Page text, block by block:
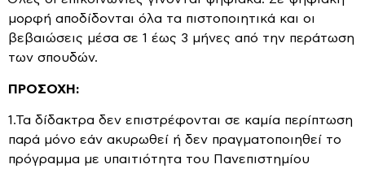
μορφή αποδίδονται όλα τα πιστοποιητικά και οι
βεβαιώσεις μέσα σε 1 έως 3 μήνες από την περάτωση
των σπουδών.
ΠΡΟΣΟΧΗ:
1.Τα δίδακτρα δεν επιστρέφονται σε καμία περίπτωση
παρά μόνο εάν ακυρωθεί ή δεν πραγματοποιηθεί το
πρόγραμμα με υπαιτιότητα του Πανεπιστημίου